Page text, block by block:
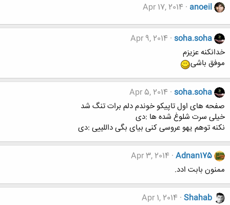
anoeil
Apr 17, 2014
soha.soha
Apr 9, 2014
خدانکنه عزیزم
موفق باشی
soha.soha
Apr 5, 2014
صفحه های اول تاپیکو خوندم دلم برات تنگ شد
خیلی سرت شلوغ شده ها :دی
نکنه توهم یهو عروسی کنی بیای بگی داللییی :دی
Adnan175
Apr 3, 2014
ممنون بابت ادد.
Shahab
Apr 1, 2014